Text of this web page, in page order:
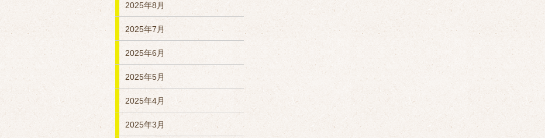
2025年8月
2025年7月
2025年6月
2025年5月
2025年4月
2025年3月